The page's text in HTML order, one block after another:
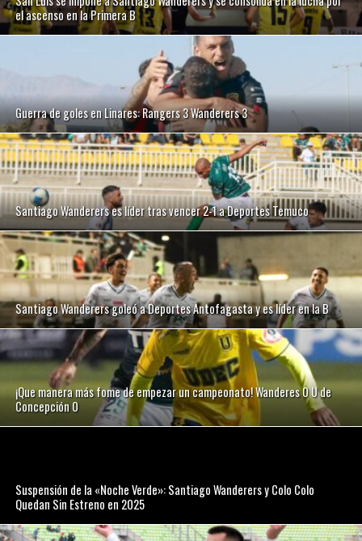
el ascenso en la Primera B
Guerra de goles en Linares: Rangers 3 Wanderers 3
Santiago Wanderers es líder tras vencer 2-1 a Deportes Temuco
Santiago Wanderers goleó a Deportes Antofagasta y es líder en la B
¡Que manera más fome de empezar un campeonato! Wanderes 0 U de
Concepción 0
Suspensión de la «Noche Verde»: Santiago Wanderers y Colo Colo
Quedan Sin Estreno en 2025